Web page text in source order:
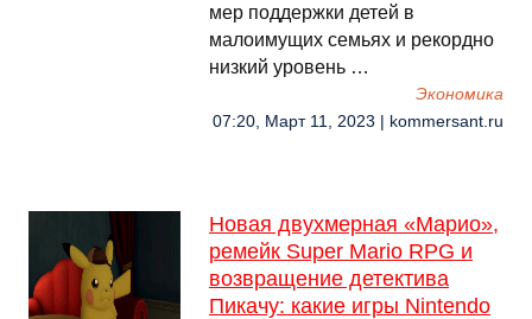
мер поддержки детей в
малоимущих семьях и рекордно
низкий уровень …
Экономика
07:20, Март 11, 2023 | kommersant.ru
Новая двухмерная «Марио»,
ремейк Super Mario RPG и
возвращение детектива
Пикачу: какие игры Nintendo